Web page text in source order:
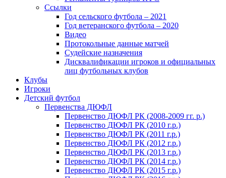
Ссылки
Год сельского футбола – 2021
Год ветеранского футбола – 2020
Видео
Протокольные данные матчей
Судейские назначения
Дисквалификации игроков и официальных
лиц футбольных клубов
Клубы
Игроки
Детский футбол
Первенства ДЮФЛ
Первенство ДЮФЛ РК (2008-2009 гг. р.)
Первенство ДЮФЛ РК (2010 г.р.)
Первенство ДЮФЛ РК (2011 г.р.)
Первенство ДЮФЛ РК (2012 г.р.)
Первенство ДЮФЛ РК (2013 г.р.)
Первенство ДЮФЛ РК (2014 г.р.)
Первенство ДЮФЛ РК (2015 г.р.)